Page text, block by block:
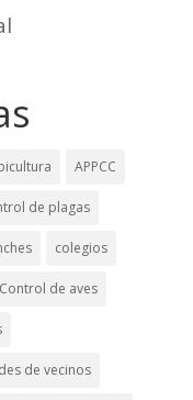
APPCC
de plagas
colegios
Control de aves
de vecinos